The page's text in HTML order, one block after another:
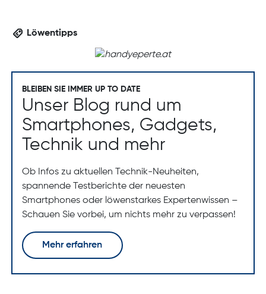
Löwentipps
BLEIBEN SIE IMMER UP TO DATE
Unser Blog rund um
Smartphones, Gadgets,
Technik und mehr
Ob Infos zu aktuellen Technik-Neuheiten,
spannende Testberichte der neuesten
Smartphones oder löwenstarkes Expertenwissen –
Schauen Sie vorbei, um nichts mehr zu verpassen!
Mehr erfahren